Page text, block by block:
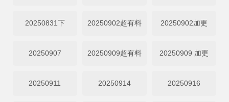
20250831下 20250902超有料 20250902加更
20250907 20250909超有料 20250909 加更
20250911 20250914 20250916